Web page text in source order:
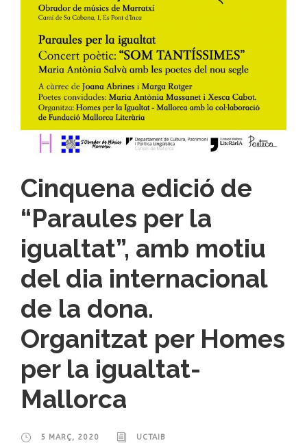
Cinquena edició de
“Paraules per la
igualtat”, amb motiu
del dia internacional
de la dona.
Organitzat per Homes
per la igualtat-
Mallorca
5 MARÇ, 2020 UCTAIB